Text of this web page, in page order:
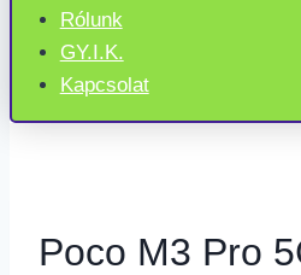
Rólunk
GY.I.K.
Kapcsolat
Poco M3 Pro